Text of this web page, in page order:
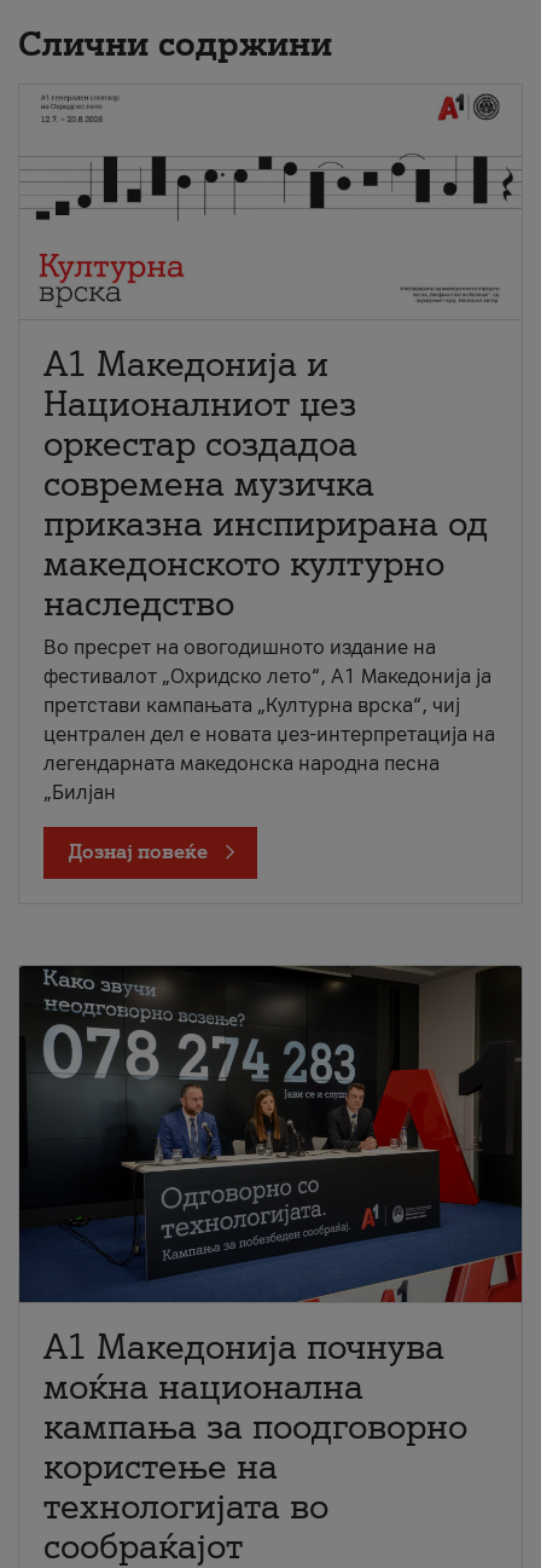
Слични содржини
А1 Македонија и
Националниот џез
оркестар создадоа
современа музичка
приказна инспирирана од
македонското културно
наследство
Во пресрет на овогодишното издание на
фестивалот „Охридско лето“, А1 Македонија ја
претстави кампањата „Културна врска“, чиј
централен дел е новата џез-интерпретација на
легендарната македонска народна песна
„Билјан
Дознај повеќе
A1 Македонија почнува
моќна национална
кампања за поодговорно
користење на
технологијата во
сообраќајот